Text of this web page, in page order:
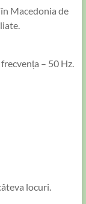
Macedonia de
– 50 Hz.
locuri.